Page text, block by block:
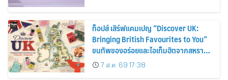
ท็อปส์ เสิร์ฟแคมเปญ “Discover UK:
Bringing British Favourites to You”
ขนทัพของอร่อยและไอเท็มฮิตจากสหราช
อาณาจักร ส่งตรงถึงมือตั้งแต่วันนี้ – 18
สิงหาคมนี้
7 ส.ค. 69 17:38